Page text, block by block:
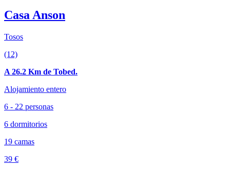
Casa Anson
Tosos
(12)
A 26.2 Km de Tobed.
Alojamiento entero
6 - 22 personas
6 dormitorios
19 camas
39 €